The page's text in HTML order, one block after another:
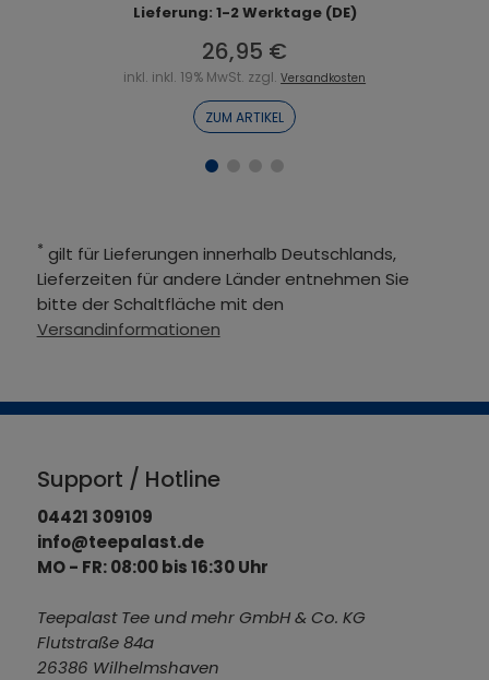
Lieferung: 1-2 Werktage (DE)
26,95 €
inkl. inkl. 19% MwSt. zzgl.Versandkosten
ZUM ARTIKEL
* gilt für Lieferungen innerhalb Deutschlands,
Lieferzeiten für andere Länder entnehmen Sie
bitte der Schaltfläche mit den
Versandinformationen
Support / Hotline
04421 309109
info@teepalast.de
MO - FR: 08:00 bis 16:30 Uhr
Teepalast Tee und mehr GmbH & Co. KG
Flutstraße 84a
26386 Wilhelmshaven